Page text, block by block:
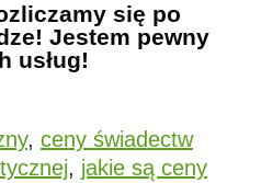
się po
Jestem pewny
usług!
, ceny świadectw
, jakie są ceny